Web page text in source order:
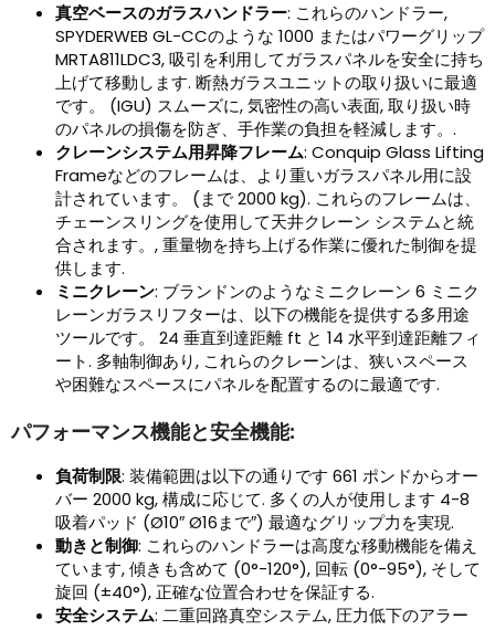
真空ベースのガラスハンドラー: これらのハンドラー,
SPYDERWEB GL-CCのような 1000 またはパワーグリップ
MRTA811LDC3, 吸引を利用してガラスパネルを安全に持ち
上げて移動します. 断熱ガラスユニットの取り扱いに最適
です。 (IGU) スムーズに, 気密性の高い表面, 取り扱い時
のパネルの損傷を防ぎ、手作業の負担を軽減します。.
クレーンシステム用昇降フレーム: Conquip Glass Lifting
Frameなどのフレームは、より重いガラスパネル用に設
計されています。 (まで 2000 kg). これらのフレームは、
チェーンスリングを使用して天井クレーン システムと統
合されます。, 重量物を持ち上げる作業に優れた制御を提
供します.
ミニクレーン: ブランドンのようなミニクレーン 6 ミニク
レーンガラスリフターは、以下の機能を提供する多用途
ツールです。 24 垂直到達距離 ft と 14 水平到達距離フィ
ート. 多軸制御あり, これらのクレーンは、狭いスペース
や困難なスペースにパネルを配置するのに最適です.
パフォーマンス機能と安全機能:
負荷制限: 装備範囲は以下の通りです 661 ポンドからオー
バー 2000 kg, 構成に応じて. 多くの人が使用します 4-8
吸着パッド (Ø10″ Ø16まで″) 最適なグリップ力を実現.
動きと制御: これらのハンドラーは高度な移動機能を備え
ています, 傾きも含めて (0°-120°), 回転 (0°-95°), そして
旋回 (±40°), 正確な位置合わせを保証する.
安全システム: 二重回路真空システム, 圧力低下のアラー